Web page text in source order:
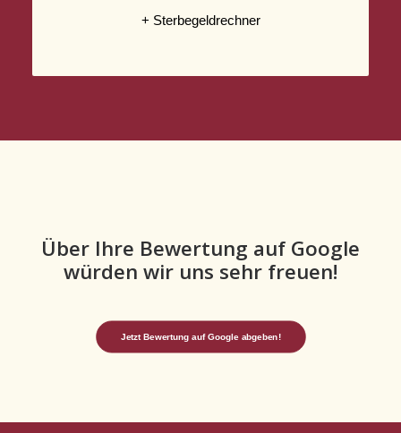
+ Sterbegeldrechner
Über Ihre Bewertung auf Google
würden wir uns sehr freuen!
Jetzt Bewertung auf Google abgeben!